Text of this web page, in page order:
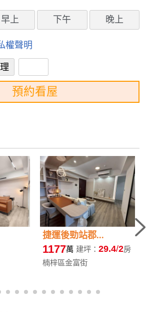
早上 下午 晚上
權聲明
預約看屋
捷運後勁站郡...
1177萬 建坪： 29.4 2房
楠梓區金富街